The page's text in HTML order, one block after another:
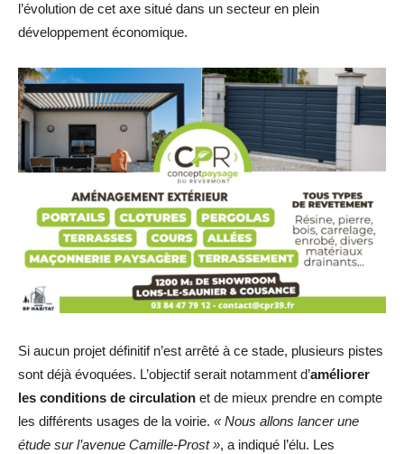
l’évolution de cet axe situé dans un secteur en plein
développement économique.
Si aucun projet définitif n’est arrêté à ce stade, plusieurs pistes
sont déjà évoquées. L’objectif serait notamment d’améliorer
les conditions de circulation et de mieux prendre en compte
les différents usages de la voirie. « Nous allons lancer une
étude sur l’avenue Camille-Prost », a indiqué l’élu. Les